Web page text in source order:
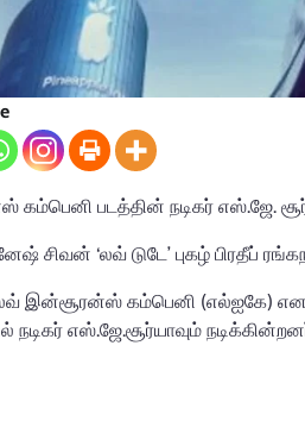
படத்தின் நடிகர் எஸ்.ஜே.
சிவன் ‘லவ் டுடே’ புகழ் பிரதீப்
இன்சூரன்ஸ் கம்பெனி (எல்ஐகே) எனப்
நடிகர் எஸ்.ஜே.சூர்யாவும்